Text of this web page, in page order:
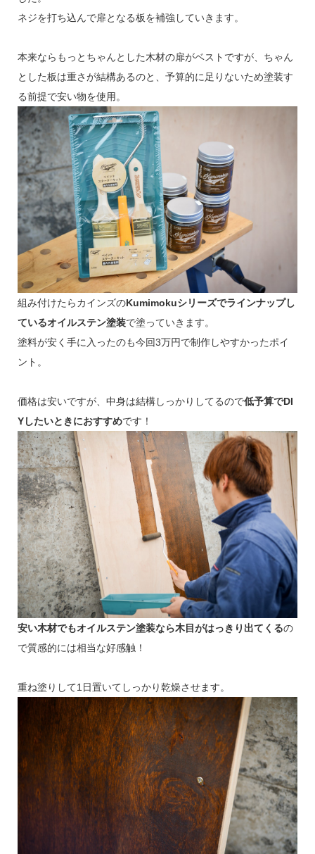
ネジを打ち込んで扉となる板を補強していきます。
本来ならもっとちゃんとした木材の扉がベストですが、ちゃん
とした板は重さが結構あるのと、予算的に足りないため塗装す
る前提で安い物を使用。
組み付けたらカインズのKumimokuシリーズでラインナップし
ているオイルステン塗装で塗っていきます。
塗料が安く手に入ったのも今回3万円で制作しやすかったポイ
ント。
価格は安いですが、中身は結構しっかりしてるので低予算でDI
Yしたいときにおすすめです！
安い木材でもオイルステン塗装なら木目がはっきり出てくるの
で質感的には相当な好感触！
重ね塗りして1日置いてしっかり乾燥させます。